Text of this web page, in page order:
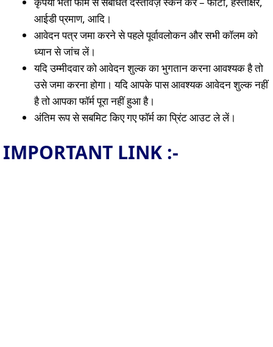
आईडी प्रमाण, आदि।
आवेदन पत्र जमा करने से पहले पूर्वावलोकन और सभी कॉलम को
ध्यान से जांच लें।
यदि उम्मीदवार को आवेदन शुल्क का भुगतान करना आवश्यक है तो
उसे जमा करना होगा। यदि आपके पास आवश्यक आवेदन शुल्क नहीं
है तो आपका फॉर्म पूरा नहीं हुआ है।
अंतिम रूप से सबमिट किए गए फॉर्म का प्रिंट आउट ले लें।
IMPORTANT LINK :-